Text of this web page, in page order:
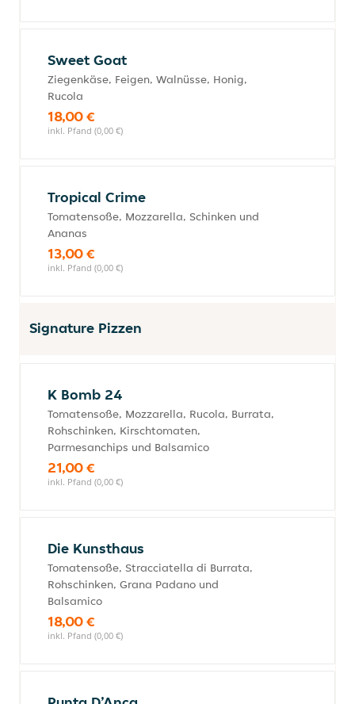
Sweet Goat
Ziegenkäse, Feigen, Walnüsse, Honig,
Rucola
18,00 €
inkl. Pfand (0,00 €)
Tropical Crime
Tomatensoße, Mozzarella, Schinken und
Ananas
13,00 €
inkl. Pfand (0,00 €)
Signature Pizzen
K Bomb 24
Tomatensoße, Mozzarella, Rucola, Burrata,
Rohschinken, Kirschtomaten,
Parmesanchips und Balsamico
21,00 €
inkl. Pfand (0,00 €)
Die Kunsthaus
Tomatensoße, Stracciatella di Burrata,
Rohschinken, Grana Padano und
Balsamico
18,00 €
inkl. Pfand (0,00 €)